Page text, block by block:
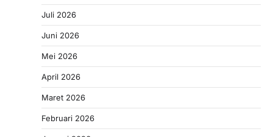
Juli 2026
Juni 2026
Mei 2026
April 2026
Maret 2026
Februari 2026